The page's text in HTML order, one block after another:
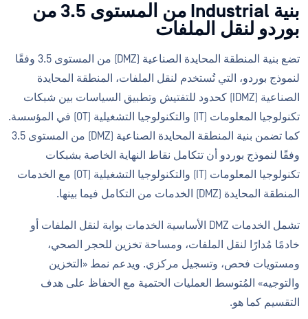
بنية Industrial من المستوى 3.5 من
بوردو لنقل الملفات
تضع بنية المنطقة المحايدة الصناعية (DMZ) من المستوى 3.5 وفقًا
لنموذج بوردو، التي تُستخدم لنقل الملفات، المنطقة المحايدة
الصناعية (IDMZ) كحدود للتفتيش وتطبيق السياسات بين شبكات
تكنولوجيا المعلومات (IT) والتكنولوجيا التشغيلية (OT) في المؤسسة.
كما تضمن بنية المنطقة المحايدة الصناعية (DMZ) من المستوى 3.5
وفقًا لنموذج بوردو أن تتكامل نقاط النهاية الخاصة بشبكات
تكنولوجيا المعلومات (IT) والتكنولوجيا التشغيلية (OT) مع الخدمات
المنطقة المحايدة (DMZ) الخدمات من التكامل فيما بينها.
تشمل الخدمات DMZ الأساسية الخدمات بوابة لنقل الملفات أو
خادمًا مُدارًا لنقل الملفات، ومساحة تخزين للحجر الصحي،
ومستويات فحص، وتسجيل مركزي. ويدعم نمط «التخزين
والتوجيه» المُتوسط العمليات الحتمية مع الحفاظ على هدف
التقسيم كما هو.